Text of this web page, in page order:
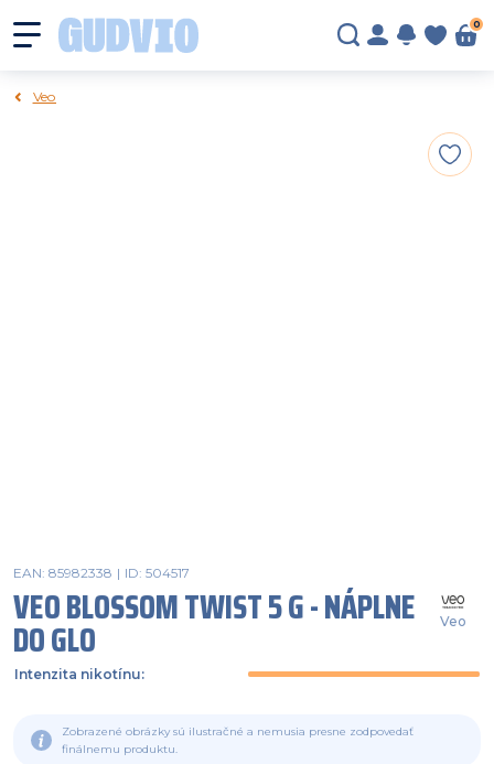
0
Veo
EAN: 85982338 | ID: 504517
VEO BLOSSOM TWIST 5 G - NÁPLNE
DO GLO Veo
Intenzita nikotínu:
Zobrazené obrázky sú ilustračné a nemusia presne zodpovedať
finálnemu produktu.